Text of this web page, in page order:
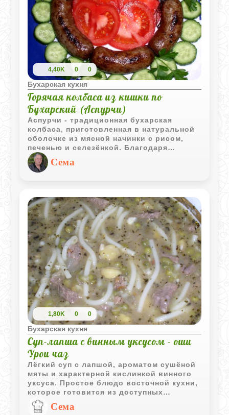
4,40K 0 0
Бухарская кухня
Горячая колбаса из кишки по
Бухарский (Аспурчи)
Аспурчи - традиционная бухарская
колбаса, приготовленная в натуральной
оболочке из мясной начинки с рисом,
печенью и селезёнкой. Благодаря
медленной варке блюдо получается
сочным, насыщенным и сохраняет
характерный домашний вкус.
Сема
1,80K 0 0
Бухарская кухня
Суп-лапша с винным уксусом - оши
Урои чаз
Лёгкий суп с лапшой, ароматом сушёной
мяты и характерной кислинкой винного
уксуса. Простое блюдо восточной кухни,
которое готовится из доступных
продуктов и хорошо подходит для
повседневного меню.
Cема